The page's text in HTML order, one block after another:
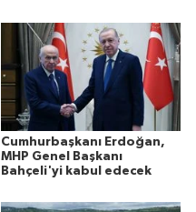
Cumhurbaşkanı Erdoğan,
MHP Genel Başkanı
Bahçeli'yi kabul edecek